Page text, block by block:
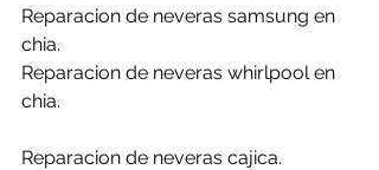
Reparacion de neveras samsung en
chia.
Reparacion de neveras whirlpool en
chia.
Reparacion de neveras cajica.